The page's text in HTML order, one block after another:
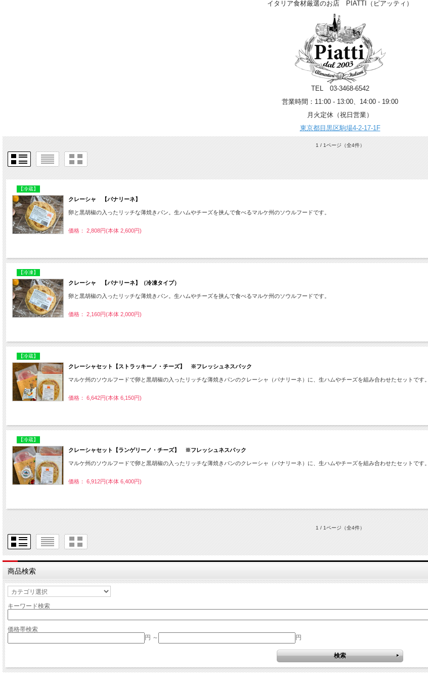
イタリア食材厳選のお店 PIATTI（ピアッティ）
TEL 03-3468-6542
営業時間：11:00 - 13:00、14:00 - 19:00
月火定休（祝日営業）
東京都目黒区駒場4-2-17-1F
1 / 1ページ（全4件）
【冷蔵】
クレーシャ 【パナリーネ】
卵と黒胡椒の入ったリッチな薄焼きパン。生ハムやチーズを挟んで食べるマルケ州のソウルフードです。
価格： 2,808円(本体 2,600円)
【冷凍】
クレーシャ 【パナリーネ】（冷凍タイプ）
卵と黒胡椒の入ったリッチな薄焼きパン。生ハムやチーズを挟んで食べるマルケ州のソウルフードです。
価格： 2,160円(本体 2,000円)
【冷蔵】
クレーシャセット【ストラッキーノ・チーズ】 ※フレッシュネスパック
マルケ州のソウルフードで卵と黒胡椒の入ったリッチな薄焼きパンのクレーシャ（パナリーネ）に、生ハムやチーズを組み合わせたセットです。
価格： 6,642円(本体 6,150円)
【冷蔵】
クレーシャセット【ランゲリーノ・チーズ】 ※フレッシュネスパック
マルケ州のソウルフードで卵と黒胡椒の入ったリッチな薄焼きパンのクレーシャ（パナリーネ）に、生ハムやチーズを組み合わせたセットです。
価格： 6,912円(本体 6,400円)
1 / 1ページ（全4件）
商品検索
キーワード検索
価格帯検索
円 ～
円